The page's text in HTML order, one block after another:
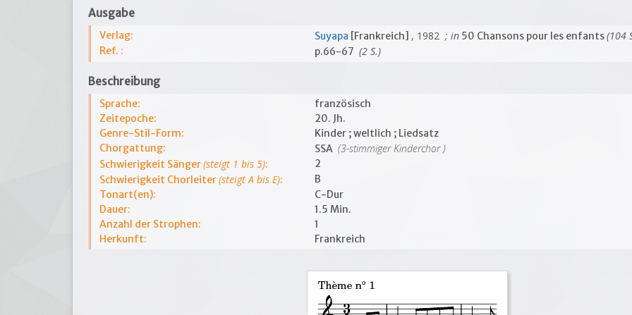
Ausgabe
Verlag: Suyapa [Frankreich] , 1982 ; in 50 Chansons pour les enfants(104
Ref. : p.66-67 (2 S.)
Beschreibung
Sprache:
französisch
Zeitepoche:
20. Jh.
Genre-Stil-Form:
Kinder ; weltlich ; Liedsatz
Chorgattung:
SSA (3-stimmiger Kinderchor )
Schwierigkeit Sänger(steigt 1 bis 5):
2
Schwierigkeit Chorleiter(steigt A bis E):
B
Tonart(en):
C-Dur
Dauer:
1.5 Min.
Anzahl der Strophen:
1
Herkunft:
Frankreich